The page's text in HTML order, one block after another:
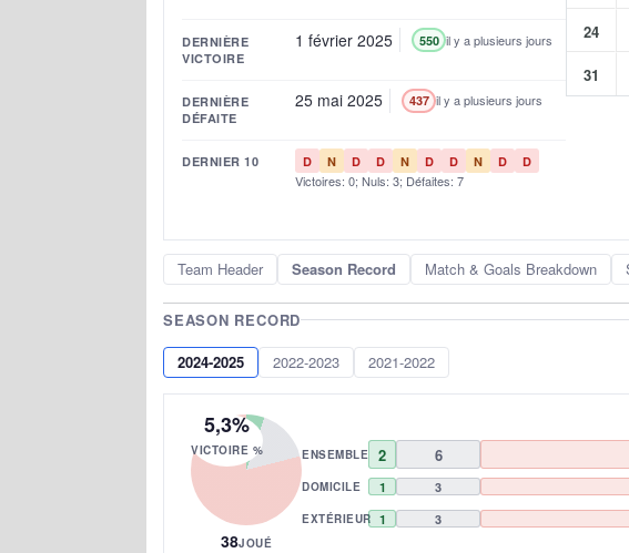
DERNIÈRE
VICTOIRE
1 février 2025 550 il y a plusieurs jours
DERNIÈRE
DÉFAITE
25 mai 2025 437 il y a plusieurs jours
DERNIER 10 D N D D N D D N D D
Victoires: 0; Nuls: 3; Défaites: 7
24
31
Team Header Season Record Match & Goals Breakdown
SEASON RECORD
2024-2025
2022-2023 2021-2022
5,3%
VICTOIRE %
38JOUÉ
ENSEMBLE 2 6
DOMICILE 1 3
EXTÉRIEUR 1 3